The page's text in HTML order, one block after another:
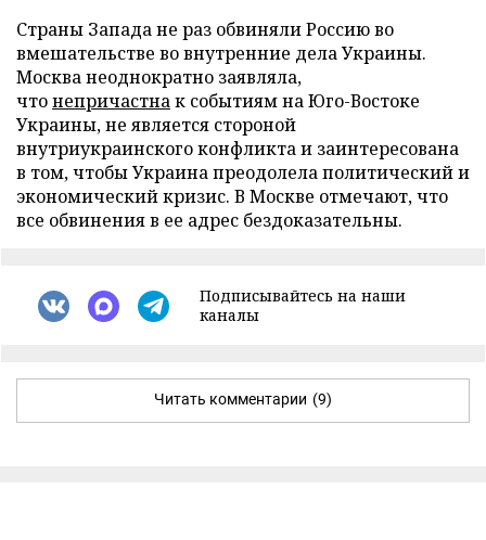
Страны Запада не раз обвиняли Россию во
вмешательстве во внутренние дела Украины.
Москва неоднократно заявляла,
чтонепричастнак событиям на Юго-Востоке
Украины, не является стороной
внутриукраинского конфликта и заинтересована
в том, чтобы Украина преодолела политический и
экономический кризис. В Москве отмечают, что
все обвинения в ее адрес бездоказательны.
Подписывайтесь на наши
каналы
Читать комментарии (9)